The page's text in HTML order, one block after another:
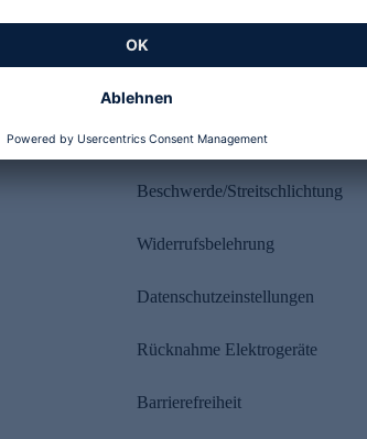
Rechtliches
Beschwerde/Streitschlichtung
Widerrufsbelehrung
Datenschutzeinstellungen
Rücknahme Elektrogeräte
Barrierefreiheit